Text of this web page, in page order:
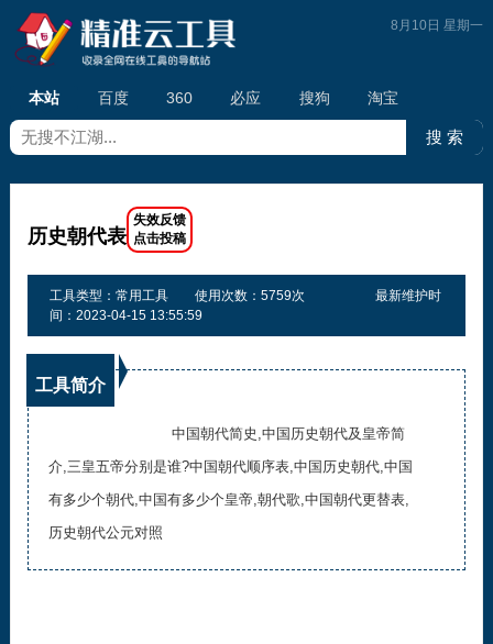
本站 百度 360 必应 搜狗 淘宝
8月10日 星期一
历史朝代表
工具类型：常用工具 使用次数：5759次
最新维护时
间：2023-04-15 13:55:59
工具简介
中国朝代简史,中国历史朝代及皇帝简
介,三皇五帝分别是谁?中国朝代顺序表,中国历史朝代,中国
有多少个朝代,中国有多少个皇帝,朝代歌,中国朝代更替表,
历史朝代公元对照